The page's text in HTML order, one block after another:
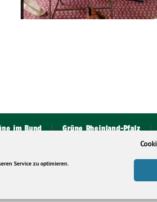
Service zu optimieren.
im Bund Grüne Rheinland-Pfalz